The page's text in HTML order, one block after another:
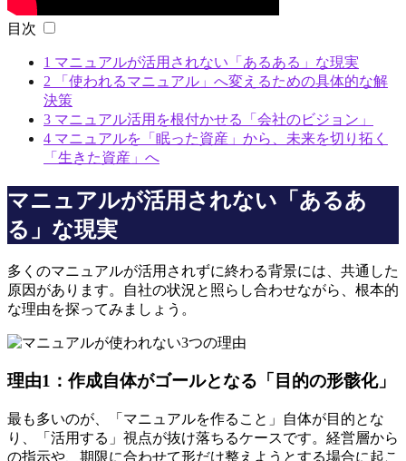
目次
1 マニュアルが活用されない「あるある」な現実
2 「使われるマニュアル」へ変えるための具体的な解
決策
3 マニュアル活用を根付かせる「会社のビジョン」
4 マニュアルを「眠った資産」から、未来を切り拓く
「生きた資産」へ
マニュアルが活用されない「あるあ
る」な現実
多くのマニュアルが活用されずに終わる背景には、共通した
原因があります。自社の状況と照らし合わせながら、根本的
な理由を探ってみましょう。
理由1：作成自体がゴールとなる「目的の形骸化」
最も多いのが、「マニュアルを作ること」自体が目的とな
り、「活用する」視点が抜け落ちるケースです。経営層から
の指示や、期限に合わせて形だけ整えようとする場合に起こ